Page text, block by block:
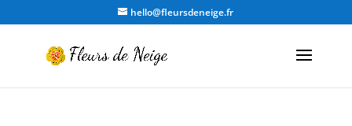
hello@fleursdeneige.fr